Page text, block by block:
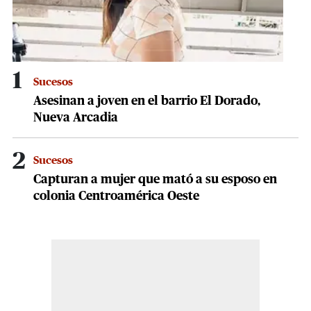
1 Sucesos
Asesinan a joven en el barrio El Dorado,
Nueva Arcadia
2 Sucesos
Capturan a mujer que mató a su esposo en
colonia Centroamérica Oeste